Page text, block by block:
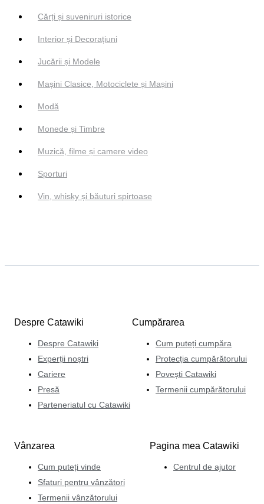
Cărți și suveniruri istorice
Interior și Decorațiuni
Jucării și Modele
Mașini Clasice, Motociclete și Mașini
Modă
Monede și Timbre
Muzică, filme și camere video
Sporturi
Vin, whisky și băuturi spirtoase
Despre Catawiki
Despre Catawiki
Experții noștri
Cariere
Presă
Parteneriatul cu Catawiki
Cumpărarea
Cum puteți cumpăra
Protecția cumpărătorului
Povești Catawiki
Termenii cumpărătorului
Vânzarea
Cum puteți vinde
Sfaturi pentru vânzători
Termenii vânzătorului
Pagina mea Catawiki
Centrul de ajutor